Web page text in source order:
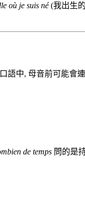
où je suis né(我出生
語中, 母音前可能會
de temps 問的是